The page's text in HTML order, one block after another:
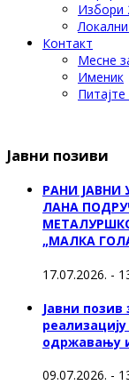
Избори
Контакт
Месне
Именик
Јавни позиви
РАНИ ЈАВНИ
ЛАНА
„МАЛКА
17.07.2026. -
Јавни
одржавању
09.07.2026. -